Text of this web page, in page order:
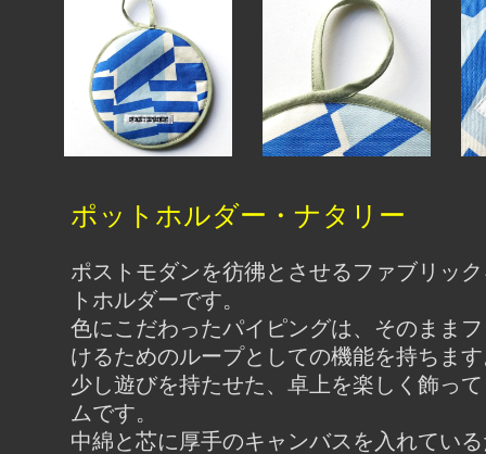
ポットホルダー・ナタリー
ポストモダンを彷彿とさせるファブリッ
トホルダーです。
色にこだわったパイピングは、そのまま
けるためのループとしての機能を持ちま
少し遊びを持たせた、卓上を楽しく飾っ
ムです。
中綿と芯に厚手のキャンバスを入れてい